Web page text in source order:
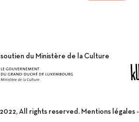
soutien du Ministère de la Culture
All rights reserved. Mentions légales -